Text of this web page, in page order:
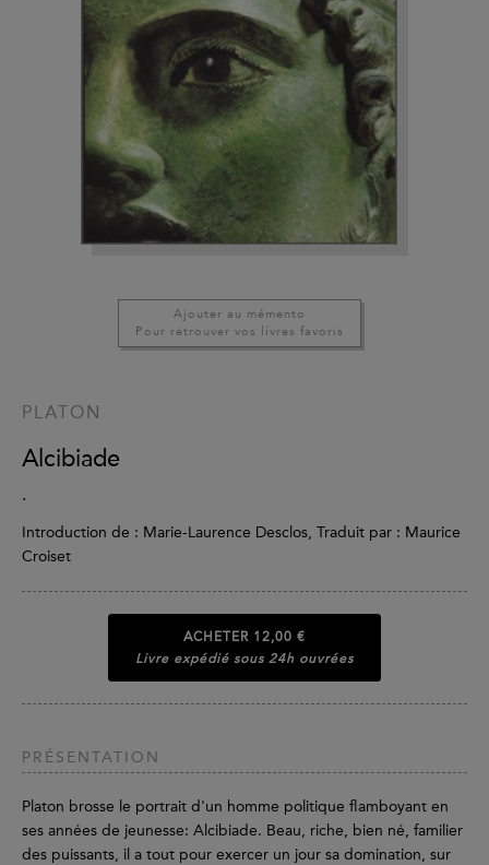
Ajouter au mémento
Pour retrouver vos livres favoris
PLATON
Alcibiade
.
Introduction de : Marie-Laurence Desclos, Traduit par : Maurice
Croiset
ACHETER 12,00 €
Livre expédié sous 24h ouvrées
PRÉSENTATION
Platon brosse le portrait d'un homme politique flamboyant en
ses années de jeunesse: Alcibiade. Beau, riche, bien né, familier
des puissants, il a tout pour exercer un jour sa domination, sur